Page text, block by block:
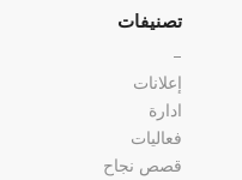
تصنيفات
–
إعلانات
ادارة
فعاليات
قصص نجاح